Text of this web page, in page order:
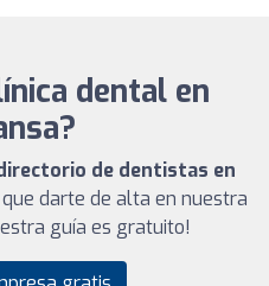
dental en
de dentistas en
darte de alta en nuestra
guía es gratuito!